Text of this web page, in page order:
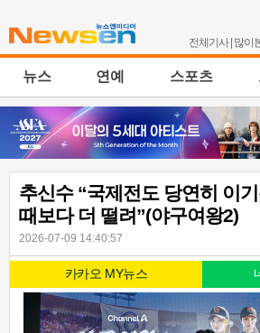
전체기사| 많이
뉴스 연예 스포츠
추신수 “국제전도 당연히 이
때보다 더 떨려”(야구여왕2)
2026-07-09 14:40:57
카카오 MY뉴스